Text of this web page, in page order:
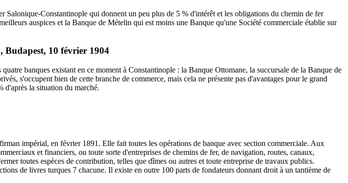
Constantinople qui donnent un peu plus de 5 % d'intérêt et les obligations du chemin de fer
auspices et la Banque de Mételin qui est moins une Banque qu'une Société commerciale établie sur
10 février 1904
banques existant en ce moment à Constantinople : la Banque Ottomane, la succursale de la Banque de
s'occupent bien de cette branche de commerce, mais cela ne présente pas d'avantages pour le grand
d'après la situation du marché.
impérial, en février 1891. Elle fait toutes les opérations de banque avec section commerciale. Aux
et financiers, ou toute sorte d'entreprises de chemins de fer, de navigation, routes, canaux,
toutes espèces de contribution, telles que dîmes ou autres et toute entreprise de travaux publics.
de livres turques 7 chacune. Il existe en outre 100 parts de fondateurs donnant droit à un tantième de